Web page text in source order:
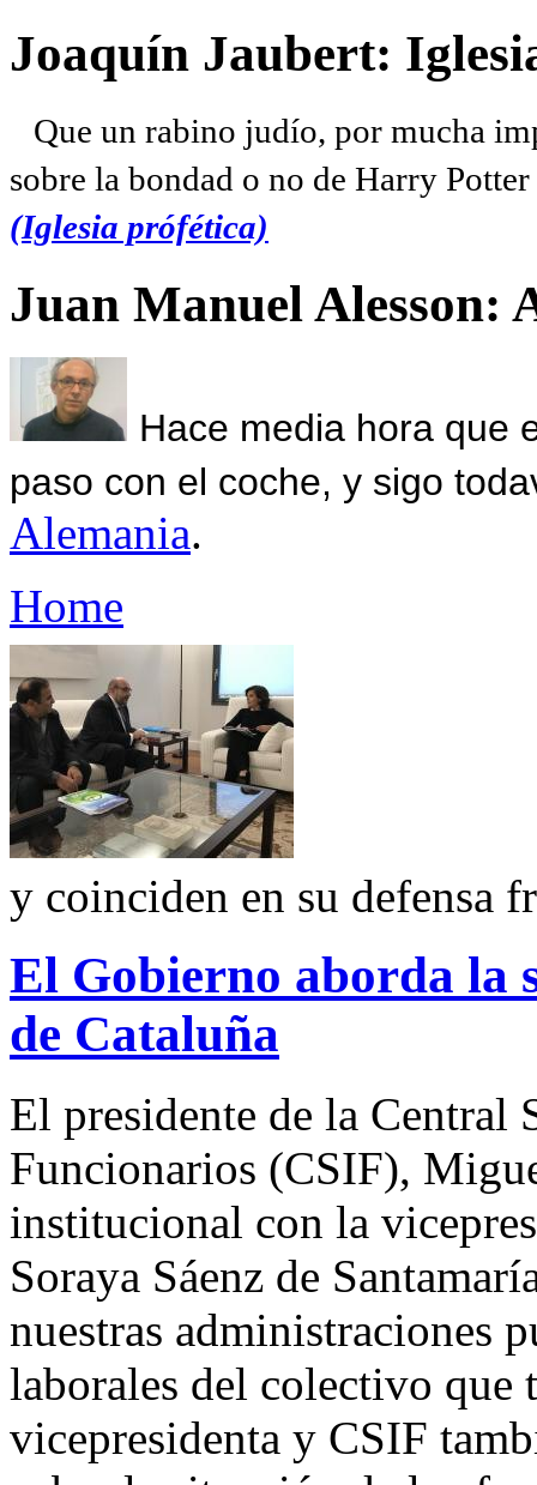
Joaquín Jaubert:
Que un rabino judío, por mucha
sobre la bondad o no de Harry
(Iglesia prófética)
Juan Manuel Alesson:
Hace media hora que
paso con el coche, y sigo
Alemania.
Home
y coinciden en su defensa
El Gobierno aborda la
de Cataluña
El presidente de la Central
Funcionarios (CSIF),
institucional con la
Soraya Sáenz de
nuestras administraciones
laborales del colectivo que
vicepresidenta y CSIF